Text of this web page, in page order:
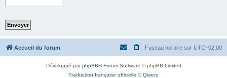
Accueil du forum Fuseau horaire sur UTC+02:00
Développé parphpBB® Forum Software © phpBB Limited
Traduction française officielle ©Qiaeru